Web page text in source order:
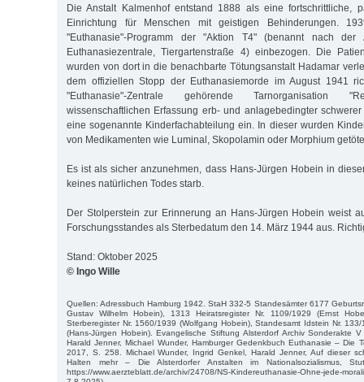
Die Anstalt Kalmenhof entstand 1888 als eine fortschrittliche,
Einrichtung für Menschen mit geistigen Behinderungen.
"Euthanasie"-Programm der "Aktion T4" (benannt nach der
Euthanasiezentrale, Tiergartenstraße 4) einbezogen. Die
wurden von dort in die benachbarte Tötungsanstalt Hadamar
dem offiziellen Stopp der Euthanasiemorde im August 1941
"Euthanasie"-Zentrale gehörende Tarnorganisation
wissenschaftlichen Erfassung erb- und anlagebedingter
eine sogenannte Kinderfachabteilung ein. In dieser wurden
von Medikamenten wie Luminal, Skopolamin oder Morphium
Es ist als sicher anzunehmen, dass Hans-Jürgen Hobein in
keines natürlichen Todes starb.
Der Stolperstein zur Erinnerung an Hans-Jürgen Hobein weist
Forschungsstandes als Sterbedatum den 14. März 1944 aus.
Stand: Oktober 2025
© Ingo Wille
Quellen: Adressbuch Hamburg 1942. StaH 332-5 Standesämter 6177
Gustav Wilhelm Hobein), 1313 Heiratsregister Nr. 1109/1929 (Ernst
Sterberegister Nr. 1560/1939 (Wolfgang Hobein), Standesamt Idstein Nr.
(Hans-Jürgen Hobein). Evangelische Stiftung Alsterdorf Archiv Sonderakte
Harald Jenner, Michael Wunder, Hamburger Gedenkbuch Euthanasie – Die
2017, S. 258. Michael Wunder, Ingrid Genkel, Harald Jenner, Auf dieser
Halten mehr – Die Alsterdorfer Anstalten im Nationalsozialismus,
https://www.aerzteblatt.de/archiv/24708/NS-Kindereuthanasie-Ohne-jede-